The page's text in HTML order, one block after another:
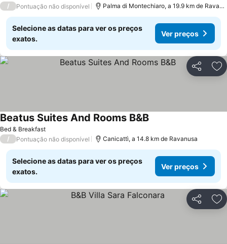
/ Pontuação não disponível Palma di Montechiaro, a 19.9 km de Ravanusa
Selecione as datas para ver os preços
exatos.
Ver preços
Partilhar
Bed & Breakfast
Beatus Suites And Rooms B&B
/ Pontuação não disponível Canicattì, a 14.8 km de Ravanusa
Selecione as datas para ver os preços
exatos.
Ver preços
Partilhar